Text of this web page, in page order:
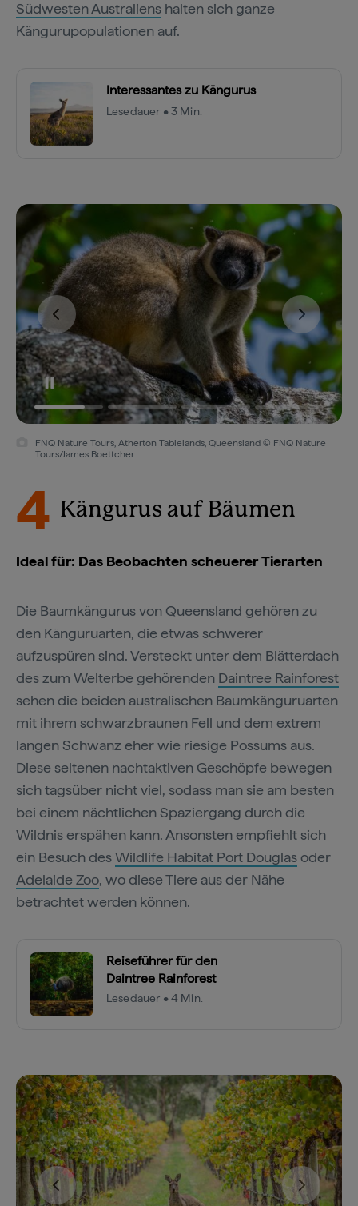
Südwesten Australiens halten sich ganze
Kängurupopulationen auf.
Interessantes zu Kängurus
Lesedauer • 3 Min.
FNQ Nature Tours, Atherton Tablelands, Queensland © FNQ Nature
Tours/James Boettcher
4 Kängurus auf Bäumen
Ideal für: Das Beobachten scheuerer Tierarten
Die Baumkängurus von Queensland gehören zu
den Känguruarten, die etwas schwerer
aufzuspüren sind. Versteckt unter dem Blätterdach
des zum Welterbe gehörenden Daintree Rainforest
sehen die beiden australischen Baumkänguruarten
mit ihrem schwarzbraunen Fell und dem extrem
langen Schwanz eher wie riesige Possums aus.
Diese seltenen nachtaktiven Geschöpfe bewegen
sich tagsüber nicht viel, sodass man sie am besten
bei einem nächtlichen Spaziergang durch die
Wildnis erspähen kann. Ansonsten empfiehlt sich
ein Besuch desWildlife Habitat Port Douglasoder
Adelaide Zoo, wo diese Tiere aus der Nähe
betrachtet werden können.
Reiseführer für den
Daintree Rainforest
Lesedauer • 4 Min.